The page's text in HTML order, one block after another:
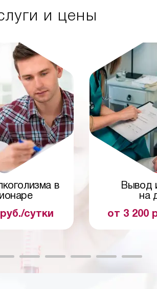
и цены
в
сутки
Вывод
на
от 3 200